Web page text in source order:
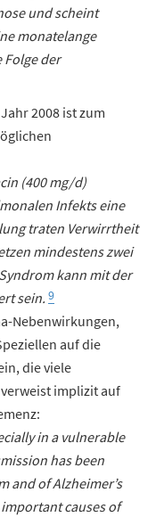
und scheint
monatelange
Folge der
2008 ist zum
(400 mg/d)
Infekts eine
traten Verwirrtheit
mindestens zwei
kann mit der
sein. 9
Nebenwirkungen,
auf die
die viele
implizit auf
in a vulnerable
has been
and of Alzheimer’s
causes of